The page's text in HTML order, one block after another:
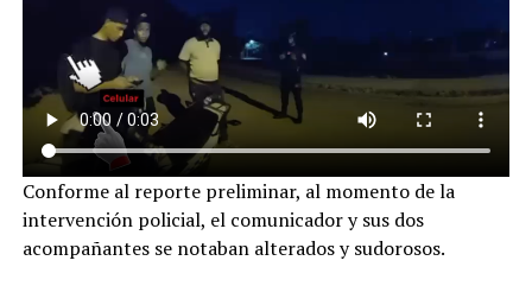
Conforme al reporte preliminar, al momento de la
intervención policial, el comunicador y sus dos
acompañantes se notaban alterados y sudorosos.